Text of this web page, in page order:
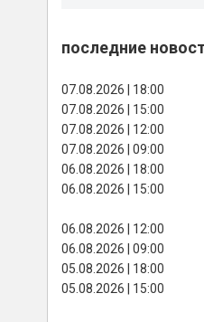
последние
07.08.2026 | 18:00
07.08.2026 | 15:00
07.08.2026 | 12:00
07.08.2026 | 09:00
06.08.2026 | 18:00
06.08.2026 | 15:00
06.08.2026 | 12:00
06.08.2026 | 09:00
05.08.2026 | 18:00
05.08.2026 | 15:00